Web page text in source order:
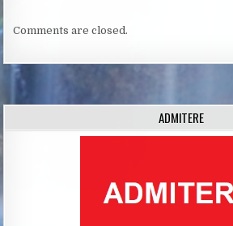
Comments are closed.
ADMITERE